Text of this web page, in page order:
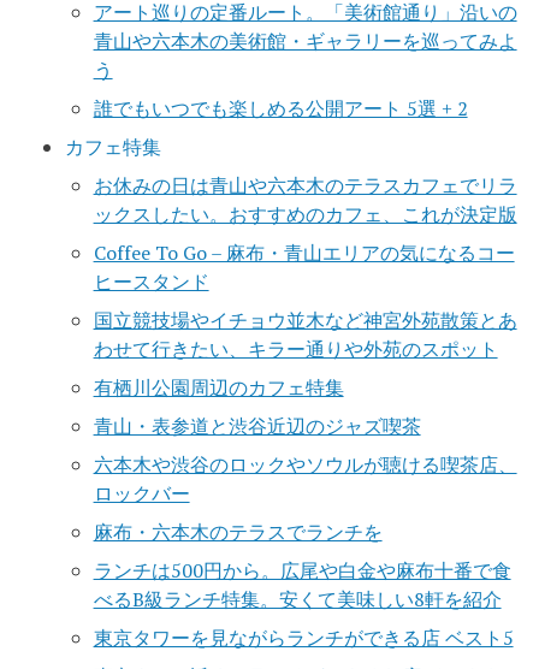
アート巡りの定番ルート。「美術館通り」沿いの
青山や六本木の美術館・ギャラリーを巡ってみよ
う
誰でもいつでも楽しめる公開アート 5選 + 2
カフェ特集
お休みの日は青山や六本木のテラスカフェでリラ
ックスしたい。おすすめのカフェ、これが決定版
Coffee To Go – 麻布・青山エリアの気になるコー
ヒースタンド
国立競技場やイチョウ並木など神宮外苑散策とあ
わせて行きたい、キラー通りや外苑のスポット
有栖川公園周辺のカフェ特集
青山・表参道と渋谷近辺のジャズ喫茶
六本木や渋谷のロックやソウルが聴ける喫茶店、
ロックバー
麻布・六本木のテラスでランチを
ランチは500円から。広尾や白金や麻布十番で食
べるB級ランチ特集。安くて美味しい8軒を紹介
東京タワーを見ながらランチができる店 ベスト5